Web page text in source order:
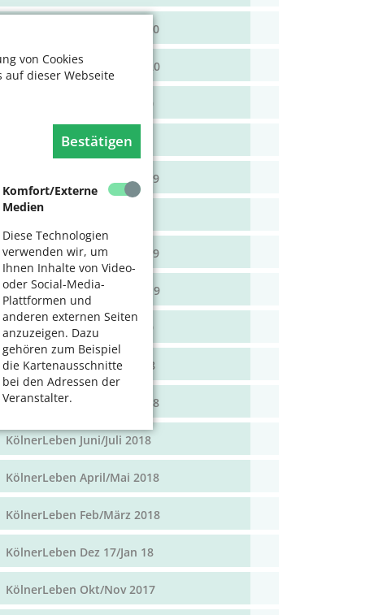
von Cookies
auf dieser Webseite
Bestätigen
Komfort/Externe
Medien
Diese Technologien
verwenden wir, um
Ihnen Inhalte von Video-
oder Social-Media-
Plattformen und
anderen externen Seiten
anzuzeigen. Dazu
gehören zum Beispiel
die Kartenausschnitte
bei den Adressen der
Veranstalter.
KölnerLeben April/Mai 2020
KölnerLeben Feb/März 2020
KölnerLeben Dez 19/Jan 20
KölnerLeben Okt/Nov 19
KölnerLeben Aug/Sept 2019
KölnerLeben Juni/Juli 2019
KölnerLeben April/Mai 2019
KölnerLeben Feb/März 2019
KölnerLeben Dez 18/Jan 19
KölnerLeben Okt/Nov 2018
KölnerLeben Aug/Sept 2018
KölnerLeben Juni/Juli 2018
KölnerLeben April/Mai 2018
KölnerLeben Feb/März 2018
KölnerLeben Dez 17/Jan 18
KölnerLeben Okt/Nov 2017